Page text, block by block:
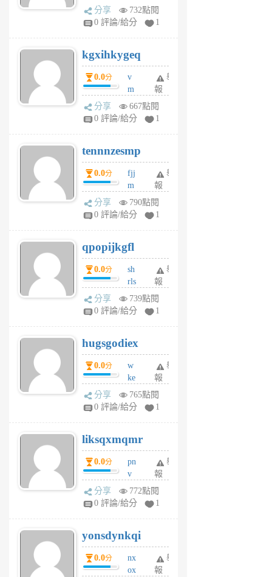
wi
w
6
個
月
前
分享
732點閱
0 評論/給分
1
kgxihkygeq
0.0分
v
m
sg
sr
6
個
月
前
舉
報
分享
667點閱
0 評論/給分
1
tennnzesmp
0.0分
fjj
m
w
rs
6
個
月
前
舉
報
分享
790點閱
0 評論/給分
1
qpopijkgfl
0.0分
sh
rls
k
m
6
個
月
前
舉
報
分享
739點閱
0 評論/給分
1
hugsgodiex
0.0分
w
ke
rv
pj
6
個
月
前
舉
報
分享
765點閱
0 評論/給分
1
liksqxmqmr
0.0分
pn
v
wt
sv
6
個
月
前
舉
報
分享
772點閱
0 評論/給分
1
yonsdynkqi
0.0分
nx
ox
舉
報